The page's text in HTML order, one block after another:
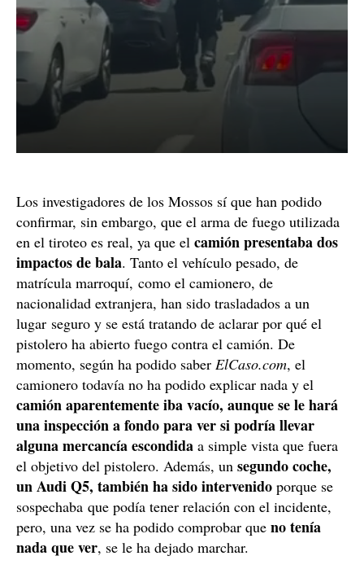
Los investigadores de los Mossos sí que han podido
confirmar, sin embargo, que el arma de fuego utilizada
en el tiroteo es real, ya que el camión presentaba dos
impactos de bala. Tanto el vehículo pesado, de
matrícula marroquí, como el camionero, de
nacionalidad extranjera, han sido trasladados a un
lugar seguro y se está tratando de aclarar por qué el
pistolero ha abierto fuego contra el camión. De
momento, según ha podido saber ElCaso.com, el
camionero todavía no ha podido explicar nada y el
camión aparentemente iba vacío, aunque se le hará
una inspección a fondo para ver si podría llevar
alguna mercancía escondida a simple vista que fuera
el objetivo del pistolero. Además, un segundo coche,
un Audi Q5, también ha sido intervenido porque se
sospechaba que podía tener relación con el incidente,
pero, una vez se ha podido comprobar que no tenía
nada que ver, se le ha dejado marchar.